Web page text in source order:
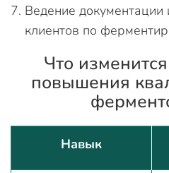
Ведение документации
клиентов по
Что
повышения
Навык